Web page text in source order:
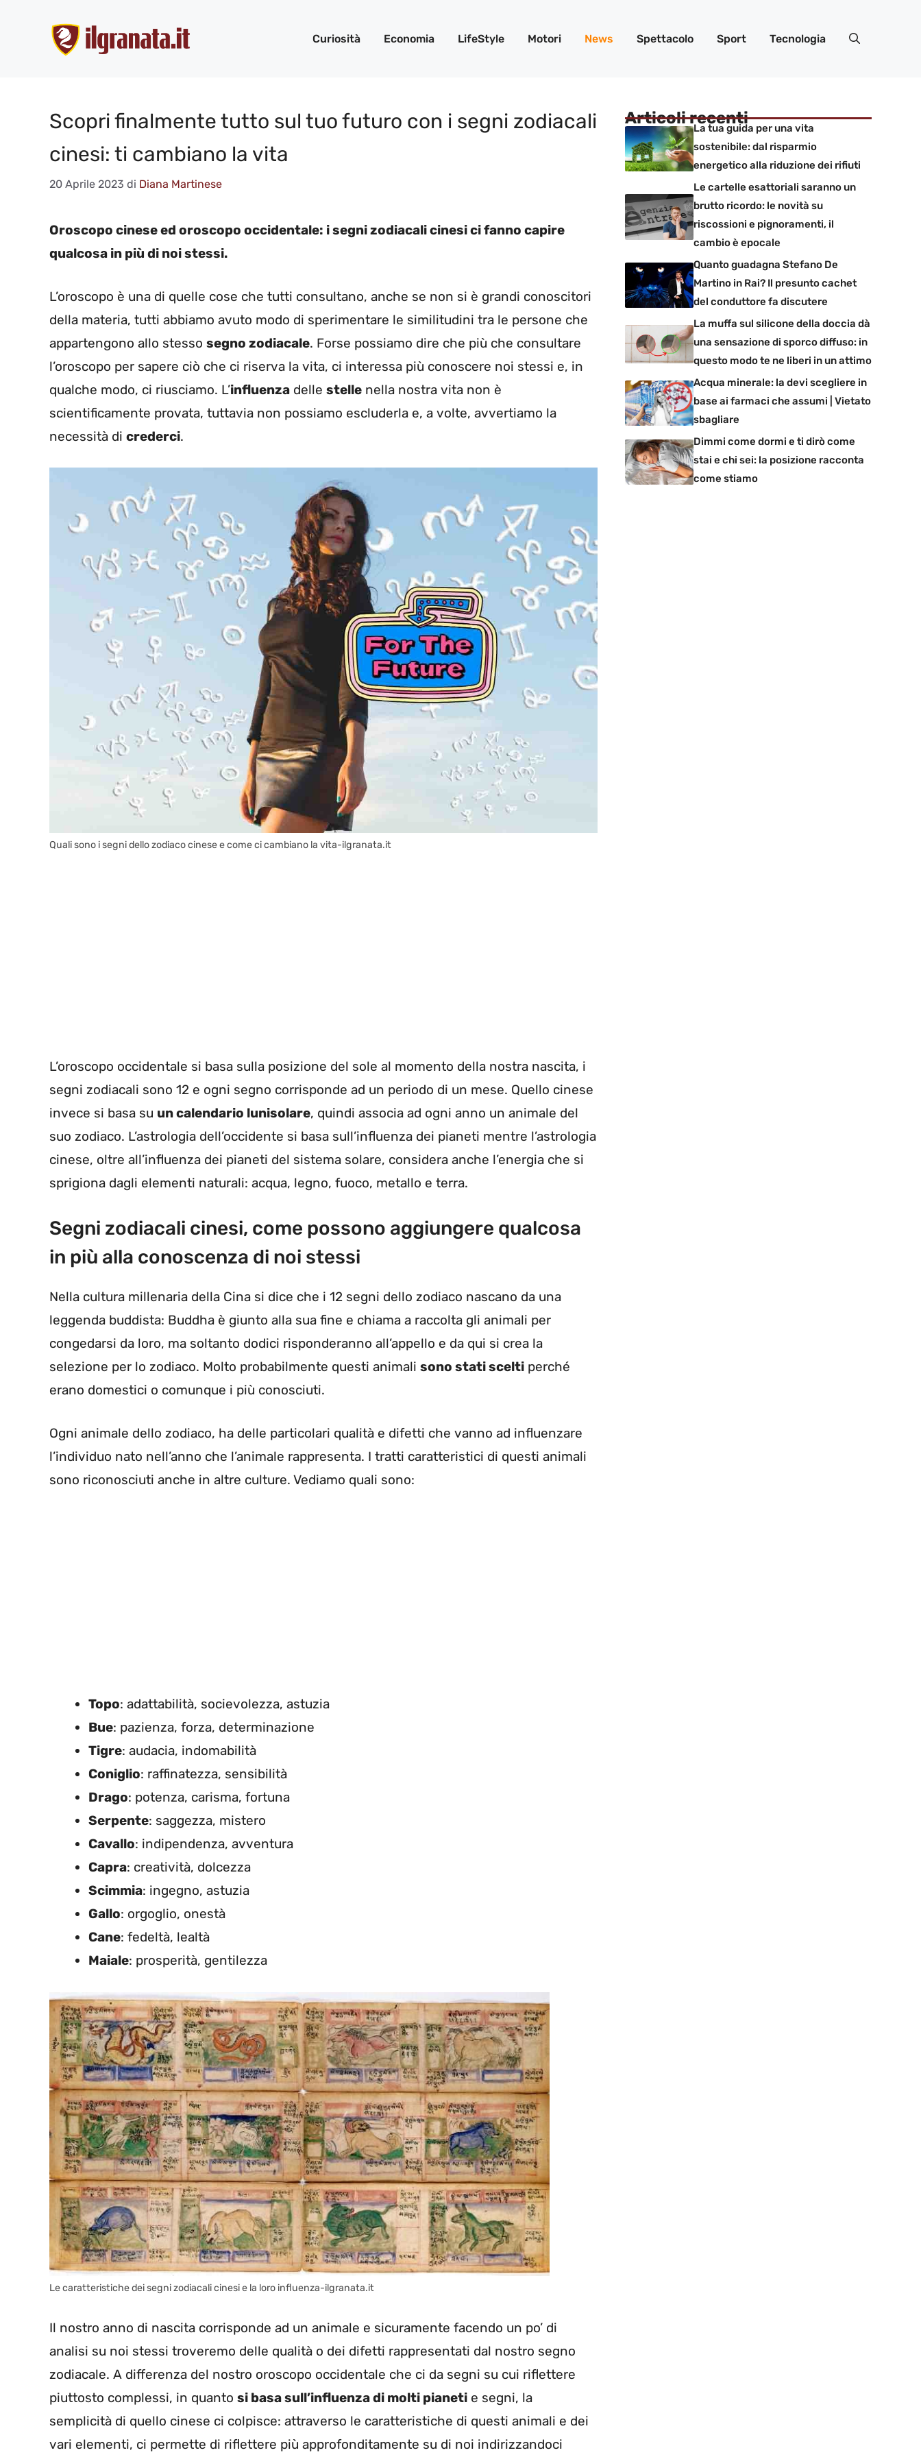
contenuto
Curiosità Economia LifeStyle Motori News Spettacolo Sport Tecnologia
Scopri finalmente tutto sul tuo futuro con i segni zodiacali
cinesi: ti cambiano la vita
20 Aprile 2023 di Diana Martinese
Oroscopo cinese ed oroscopo occidentale: i segni zodiacali cinesi ci fanno capire
qualcosa in più di noi stessi.
L’oroscopo è una di quelle cose che tutti consultano, anche se non si è grandi conoscitori
della materia, tutti abbiamo avuto modo di sperimentare le similitudini tra le persone che
appartengono allo stesso segno zodiacale. Forse possiamo dire che più che consultare
l’oroscopo per sapere ciò che ci riserva la vita, ci interessa più conoscere noi stessi e, in
qualche modo, ci riusciamo. L’influenza delle stelle nella nostra vita non è
scientificamente provata, tuttavia non possiamo escluderla e, a volte, avvertiamo la
necessità di crederci.
Quali sono i segni dello zodiaco cinese e come ci cambiano la vita-ilgranata.it
L’oroscopo occidentale si basa sulla posizione del sole al momento della nostra nascita, i
segni zodiacali sono 12 e ogni segno corrisponde ad un periodo di un mese. Quello cinese
invece si basa su un calendario lunisolare, quindi associa ad ogni anno un animale del
suo zodiaco. L’astrologia dell’occidente si basa sull’influenza dei pianeti mentre l’astrologia
cinese, oltre all’influenza dei pianeti del sistema solare, considera anche l’energia che si
sprigiona dagli elementi naturali: acqua, legno, fuoco, metallo e terra.
Segni zodiacali cinesi, come possono aggiungere qualcosa
in più alla conoscenza di noi stessi
Nella cultura millenaria della Cina si dice che i 12 segni dello zodiaco nascano da una
leggenda buddista: Buddha è giunto alla sua fine e chiama a raccolta gli animali per
congedarsi da loro, ma soltanto dodici risponderanno all’appello e da qui si crea la
selezione per lo zodiaco. Molto probabilmente questi animali sono stati scelti perché
erano domestici o comunque i più conosciuti.
Ogni animale dello zodiaco, ha delle particolari qualità e difetti che vanno ad influenzare
l’individuo nato nell’anno che l’animale rappresenta. I tratti caratteristici di questi animali
sono riconosciuti anche in altre culture. Vediamo quali sono:
Topo: adattabilità, socievolezza, astuzia
Bue: pazienza, forza, determinazione
Tigre: audacia, indomabilità
Coniglio: raffinatezza, sensibilità
Drago: potenza, carisma, fortuna
Serpente: saggezza, mistero
Cavallo: indipendenza, avventura
Capra: creatività, dolcezza
Scimmia: ingegno, astuzia
Gallo: orgoglio, onestà
Cane: fedeltà, lealtà
Maiale: prosperità, gentilezza
Le caratteristiche dei segni zodiacali cinesi e la loro influenza-ilgranata.it
Il nostro anno di nascita corrisponde ad un animale e sicuramente facendo un po’ di
analisi su noi stessi troveremo delle qualità o dei difetti rappresentati dal nostro segno
zodiacale. A differenza del nostro oroscopo occidentale che ci da segni su cui riflettere
piuttosto complessi, in quanto si basa sull’influenza di molti pianeti e segni, la
semplicità di quello cinese ci colpisce: attraverso le caratteristiche di questi animali e dei
vari elementi, ci permette di riflettere più approfonditamente su di noi indirizzandoci
Articoli recenti
La tua guida per una vita
sostenibile: dal risparmio
energetico alla riduzione dei rifiuti
Le cartelle esattoriali saranno un
brutto ricordo: le novità su
riscossioni e pignoramenti, il
cambio è epocale
Quanto guadagna Stefano De
Martino in Rai? Il presunto cachet
del conduttore fa discutere
La muffa sul silicone della doccia dà
una sensazione di sporco diffuso: in
questo modo te ne liberi in un attimo
Acqua minerale: la devi scegliere in
base ai farmaci che assumi | Vietato
sbagliare
Dimmi come dormi e ti dirò come
stai e chi sei: la posizione racconta
come stiamo